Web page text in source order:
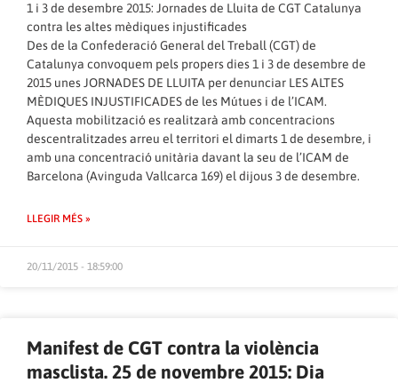
1 i 3 de desembre 2015: Jornades de Lluita de CGT Catalunya
contra les altes mèdiques injustificades
Des de la Confederació General del Treball (CGT) de
Catalunya convoquem pels propers dies 1 i 3 de desembre de
2015 unes JORNADES DE LLUITA per denunciar LES ALTES
MÈDIQUES INJUSTIFICADES de les Mútues i de l’ICAM.
Aquesta mobilització es realitzarà amb concentracions
descentralitzades arreu el territori el dimarts 1 de desembre, i
amb una concentració unitària davant la seu de l’ICAM de
Barcelona (Avinguda Vallcarca 169) el dijous 3 de desembre.
LLEGIR MÉS »
20/11/2015 - 18:59:00
Manifest de CGT contra la violència
masclista. 25 de novembre 2015: Dia